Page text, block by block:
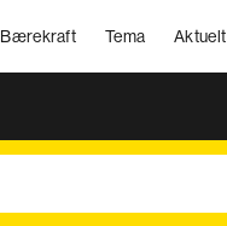
Bærekraft Tema Aktuelt